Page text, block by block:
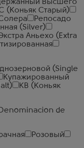
Высшего
(Коньяк Старый)
Репосадо
(Silver)
Аньехо (Extra
(Single
Купажированный
КВ (Коньяк
Denominacion de
Розовый